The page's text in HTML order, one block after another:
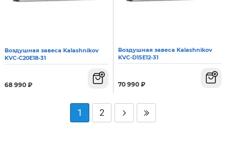
Воздушная завеса Kalashnikov
KVС-C20E18-31
68 990 ₽
Воздушная завеса Kalashnikov
KVC-D15E12-31
70 990 ₽
1 2